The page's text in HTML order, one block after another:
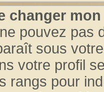
changer
pouvez pas
sous
votre profil
rangs pour